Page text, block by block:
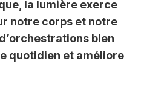
la lumière exerce
notre corps et notre
bien
quotidien et améliore